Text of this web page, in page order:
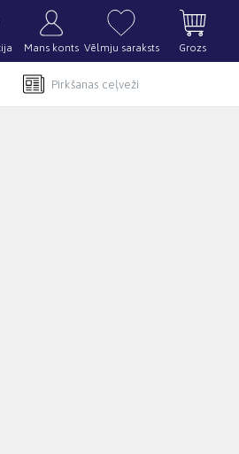
Mans konts Vēlmju saraksts Grozs
Pirkšanas ceļveži